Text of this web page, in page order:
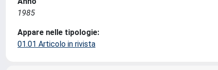
1985
Appare nelle tipologie:
01.01 Articolo in rivista